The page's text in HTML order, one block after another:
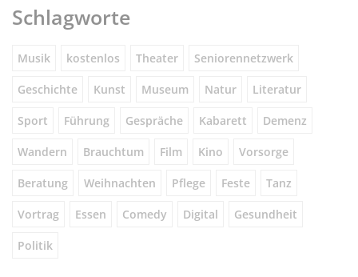
Schlagworte
Musik kostenlos Theater Seniorennetzwerk
Geschichte Kunst Museum Natur Literatur
Sport Führung Gespräche Kabarett Demenz
Wandern Brauchtum Film Kino Vorsorge
Beratung Weihnachten Pflege Feste Tanz
Vortrag Essen Comedy Digital Gesundheit
Politik